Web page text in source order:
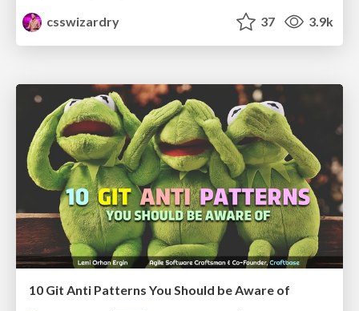
csswizardry
37 3.9k
10 Git Anti Patterns You Should be Aware of